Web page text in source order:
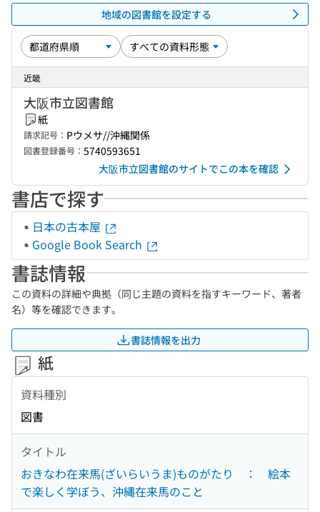
地域の図書館を設定する
近畿
大阪市立図書館
紙
請求記号： Pウメサ//沖縄関係
図書登録番号： 5740593651
大阪市立図書館のサイトでこの本を確認
書店で探す
日本の古本屋
Google Book Search
書誌情報
この資料の詳細や典拠（同じ主題の資料を指すキーワード、著者
名）等を確認できます。
書誌情報を出力
紙
資料種別
図書
タイトル
おきなわ在来馬(ざいらいうま)ものがたり ： 絵本
で楽しく学ぼう、沖縄在来馬のこと